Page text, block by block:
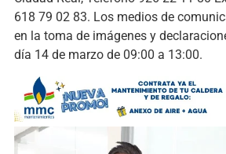
618 79 02 83. Los medios de
en la toma de imágenes y
día 14 de marzo de 09:00 a 13:00.